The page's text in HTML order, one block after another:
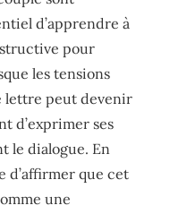
d’apprendre à
pour
les tensions
lettre peut devenir
d’exprimer ses
le dialogue. En
d’affirmer que cet
une